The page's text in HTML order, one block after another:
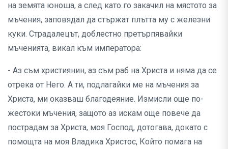
на земята юноша, а след като го закачил на мястото за
мъчения, заповядал да стържат плътта му с железни
куки. Страдалецът, доблестно претърпявайки
мъченията, викал към императора:
- Аз съм християнин, аз съм раб на Христа и няма да се
отрека от Него. А ти, подлагайки ме на мъчения за
Христа, ми оказваш благодеяние. Измисли още по-
жестоки мъчения, защото аз искам още повече да
пострадам за Христа, моя Господ, дотогава, докато с
помощта на моя Владика Христос, Който помага на